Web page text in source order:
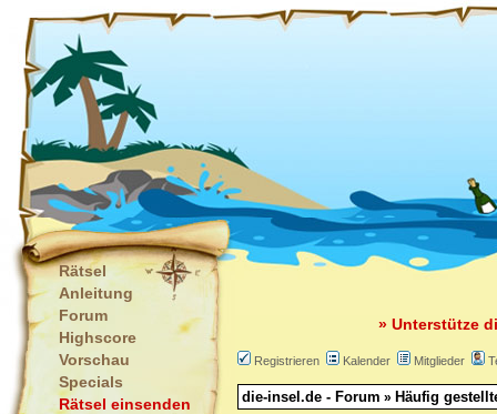
Rätsel
Anleitung
Forum
Highscore
Vorschau
Specials
Rätsel einsenden
» Unterstütze
Registrieren Kalender Mitglieder
die-insel.de - Forum » Häufig